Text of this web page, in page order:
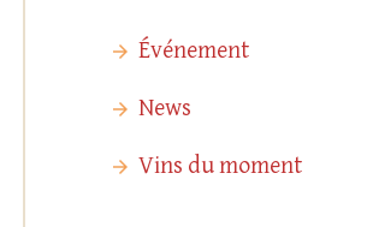
Événement
News
Vins du moment